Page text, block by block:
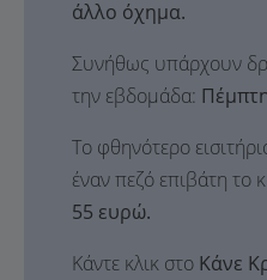
άλλο όχημα.
Συνήθως υπάρχουν
την εβδομάδα:
Το φθηνότερο
έναν πεζό επιβάτη το
55 ευρώ.
Κάντε κλικ στο Κάνε